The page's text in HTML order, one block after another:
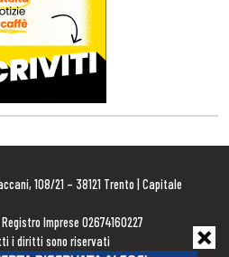
108/21 – 38121 Trento | Capitale
Imprese 02674160227
i diritti sono riservati